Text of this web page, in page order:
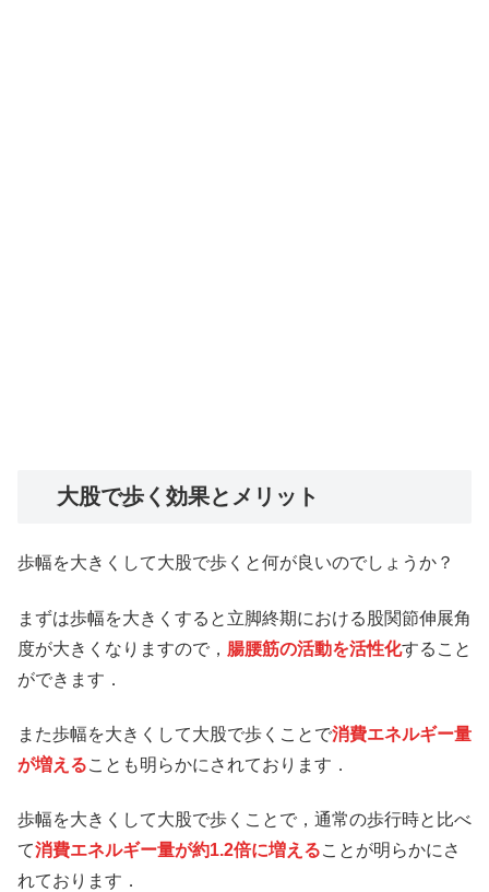
大股で歩く効果とメリット
歩幅を大きくして大股で歩くと何が良いのでしょうか？
まずは歩幅を大きくすると立脚終期における股関節伸展角
度が大きくなりますので， 腸腰筋の活動を活性化すること
ができます．
また歩幅を大きくして大股で歩くことで消費エネルギー量
が増えることも明らかにされております．
歩幅を大きくして大股で歩くことで，通常の歩行時と比べ
て消費エネルギー量が約1.2倍に増えることが明らかにさ
れております．